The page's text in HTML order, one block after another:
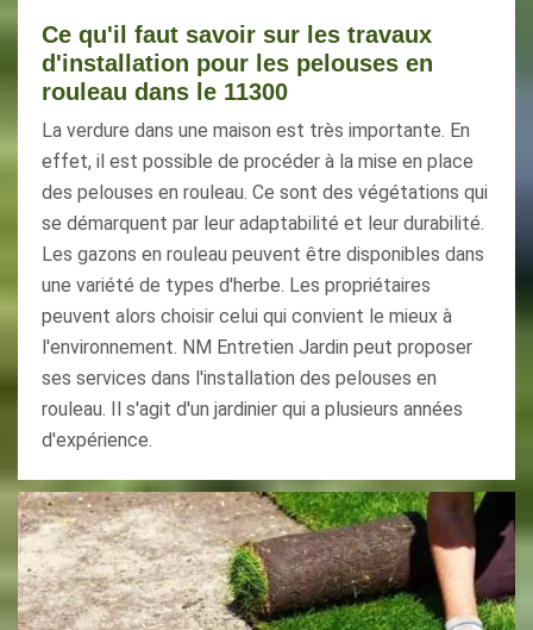
Ce qu'il faut savoir sur les travaux
d'installation pour les pelouses en
rouleau dans le 11300
La verdure dans une maison est très importante. En
effet, il est possible de procéder à la mise en place
des pelouses en rouleau. Ce sont des végétations qui
se démarquent par leur adaptabilité et leur durabilité.
Les gazons en rouleau peuvent être disponibles dans
une variété de types d'herbe. Les propriétaires
peuvent alors choisir celui qui convient le mieux à
l'environnement. NM Entretien Jardin peut proposer
ses services dans l'installation des pelouses en
rouleau. Il s'agit d'un jardinier qui a plusieurs années
d'expérience.